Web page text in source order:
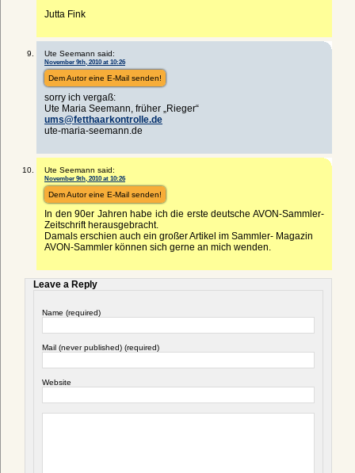
Jutta Fink
Ute Seemann said:
November 9th, 2010 at 10:26
Dem Autor eine E-Mail senden!
sorry ich vergaß:
Ute Maria Seemann, früher „Rieger“
ums@fetthaarkontrolle.de
ute-maria-seemann.de
Ute Seemann said:
November 9th, 2010 at 10:26
Dem Autor eine E-Mail senden!
In den 90er Jahren habe ich die erste deutsche AVON-Sammler-
Zeitschrift herausgebracht.
Damals erschien auch ein großer Artikel im Sammler- Magazin
AVON-Sammler können sich gerne an mich wenden.
Leave a Reply
Name (required)
Mail (never published) (required)
Website